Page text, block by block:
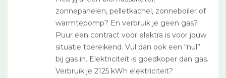
zonnepanelen, pelletkachel, zonneboiler of
warmtepomp? En verbruik je geen gas?
Puur een contract voor elektra is voor jouw
situatie toereikend. Vul dan ook een “nul”
bij gas in. Elektriciteit is goedkoper dan gas.
Verbruik je 2125 kWh elektriciteit?